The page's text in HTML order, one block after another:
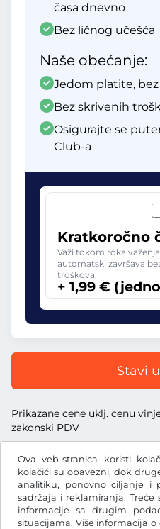
Ova veb-stranica koristi
kolačići su obavezni, dok
analitiku, ponovno ciljanje i
sadržaja i reklamiranja.
informacije sa drugim
situacijama. Više informacija
časa dnevno
Bez ličnog učešća
Naše obećanje:
Jedom platite,
Bez skrivenih
Osigurajte se
Club-a
Kratkoročno
Važi tokom roka
automatski završava
troškova.
+ 1,99 €
Stavi
Prikazane cene uklj. cenu
zakonski PDV
€EUR